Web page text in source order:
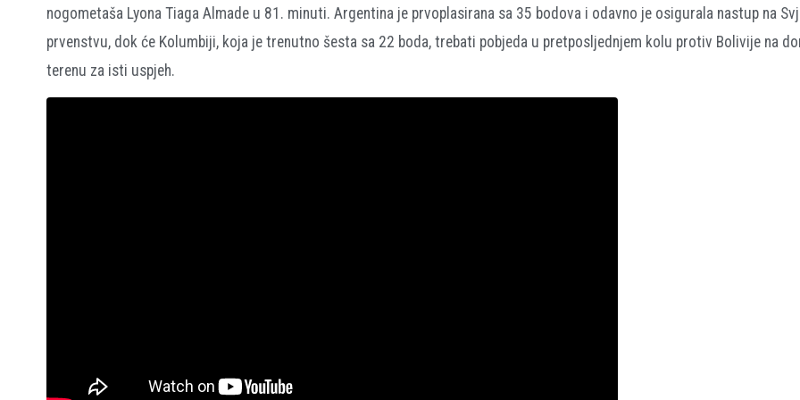
nogometaša Lyona Tiaga Almade u 81. minuti. Argentina je prvoplasirana sa 35 bodova i odavno je osigurala nastup na
prvenstvu, dok će Kolumbiji, koja je trenutno šesta sa 22 boda, trebati pobjeda u pretposljednjem kolu protiv Bolivije na
terenu za isti uspjeh.